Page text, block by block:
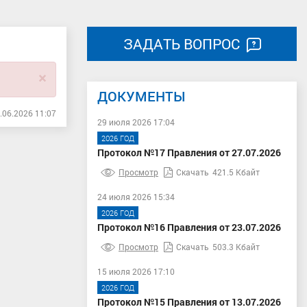
×
11:07
ЗАДАТЬ ВОПРОС
ДОКУМЕНТЫ
29 июля 2026 17:04
2026 ГОД
Протокол №17 Правления от 27.07.2026
Просмотр Скачать 421.5 Кбайт
24 июля 2026 15:34
2026 ГОД
Протокол №16 Правления от 23.07.2026
Просмотр Скачать 503.3 Кбайт
15 июля 2026 17:10
2026 ГОД
Протокол №15 Правления от 13.07.2026